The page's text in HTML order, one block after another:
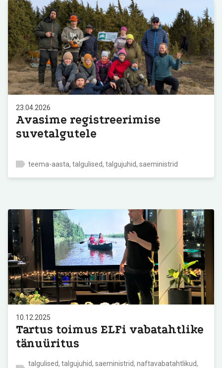
23.04.2026
Avasime registreerimise
suvetalgutele
teema-aasta, talgulised, talgujuhid, saeministrid
10.12.2025
Tartus toimus ELFi vabatahtlike
tänuüritus
talgulised, talgujuhid, saeministrid, naftavabatahtlikud,